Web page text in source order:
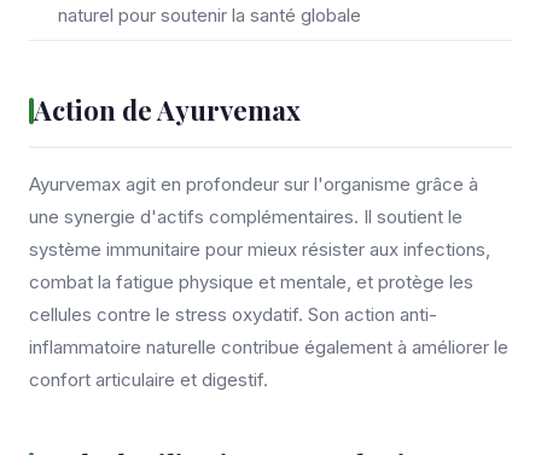
naturel pour soutenir la santé globale
Action de Ayurvemax
Ayurvemax agit en profondeur sur l'organisme grâce à
une synergie d'actifs complémentaires. Il soutient le
système immunitaire pour mieux résister aux infections,
combat la fatigue physique et mentale, et protège les
cellules contre le stress oxydatif. Son action anti-
inflammatoire naturelle contribue également à améliorer le
confort articulaire et digestif.